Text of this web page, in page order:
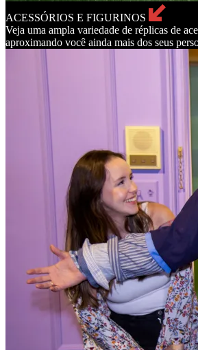
ACESSÓRIOS E FIGURINOS
Veja uma ampla variedade de réplicas de
aproximando você ainda mais dos seus